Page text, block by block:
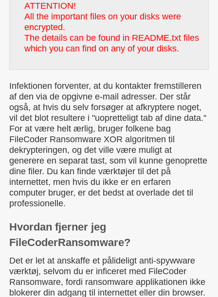
ATTENTION!
All the important files on your disks were
encrypted.
The details can be found in README.txt files
which you can find on any of your disks.
Infektionen forventer, at du kontakter fremstilleren
af den via de opgivne e-mail adresser. Der står
også, at hvis du selv forsøger at afkryptere noget,
vil det blot resultere i "uopretteligt tab af dine data."
For at være helt ærlig, bruger folkene bag
FileCoder Ransomware XOR algoritmen til
dekrypteringen, og det ville være muligt at
generere en separat tast, som vil kunne genoprette
dine filer. Du kan finde værktøjer til det på
internettet, men hvis du ikke er en erfaren
computer bruger, er det bedst at overlade det til
professionelle.
Hvordan fjerner jeg
FileCoderRansomware?
Det er let at anskaffe et pålideligt anti-spywware
værktøj, selvom du er inficeret med FileCoder
Ransomware, fordi ransomware applikationen ikke
blokerer din adgang til internettet eller din browser.